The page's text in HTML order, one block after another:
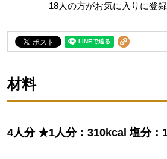
18人の方がお気に入りに登録
材料
4人分 ★1人分：310kcal 塩分：